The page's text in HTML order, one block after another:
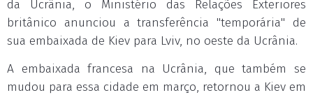
da Ucrânia, o Ministério das Relações Exteriores
britânico anunciou a transferência "temporária" de
sua embaixada de Kiev para Lviv, no oeste da Ucrânia.
A embaixada francesa na Ucrânia, que também se
mudou para essa cidade em março, retornou a Kiev em